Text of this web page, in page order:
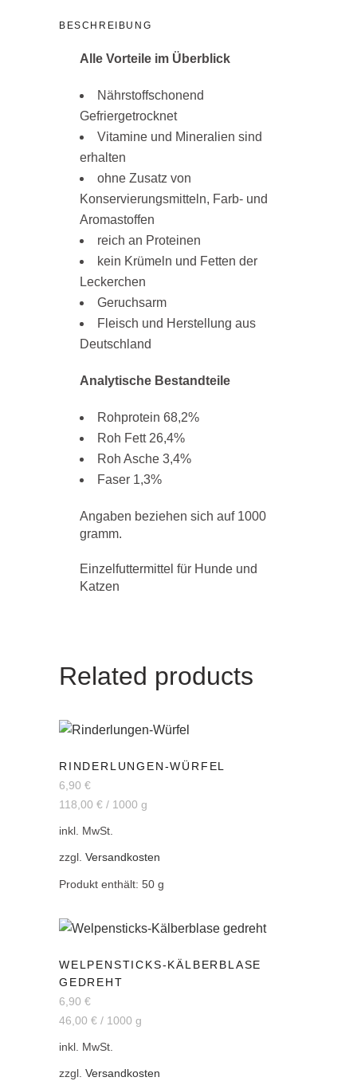
BESCHREIBUNG
Alle Vorteile im Überblick
Nährstoffschonend
Gefriergetrocknet
Vitamine und Mineralien sind
erhalten
ohne Zusatz von
Konservierungsmitteln, Farb- und
Aromastoffen
reich an Proteinen
kein Krümeln und Fetten der
Leckerchen
Geruchsarm
Fleisch und Herstellung aus
Deutschland
Analytische Bestandteile
Rohprotein 68,2%
Roh Fett 26,4%
Roh Asche 3,4%
Faser 1,3%
Angaben beziehen sich auf 1000
gramm.
Einzelfuttermittel für Hunde und
Katzen
Related products
RINDERLUNGEN-WÜRFEL
6,90 €
118,00 € / 1000 g
inkl. MwSt.
zzgl. Versandkosten
Produkt enthält: 50 g
WELPENSTICKS-KÄLBERBLASE
GEDREHT
6,90 €
46,00 € / 1000 g
inkl. MwSt.
zzgl. Versandkosten